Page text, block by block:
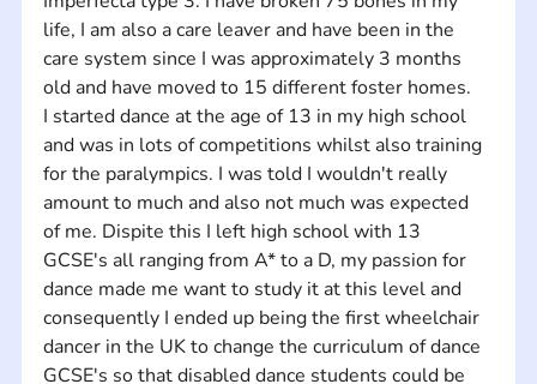
life, I am also a care leaver and have been in the
care system since I was approximately 3 months
old and have moved to 15 different foster homes.
I started dance at the age of 13 in my high school
and was in lots of competitions whilst also training
for the paralympics. I was told I wouldn't really
amount to much and also not much was expected
of me. Dispite this I left high school with 13
GCSE's all ranging from A* to a D, my passion for
dance made me want to study it at this level and
consequently I ended up being the first wheelchair
dancer in the UK to change the curriculum of dance
GCSE's so that disabled dance students could be